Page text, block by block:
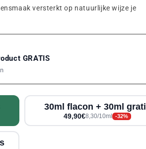
versterkt op natuurlijke wijze je
GRATIS
30ml flacon + 30ml
49,90€8,30/10ml -32%